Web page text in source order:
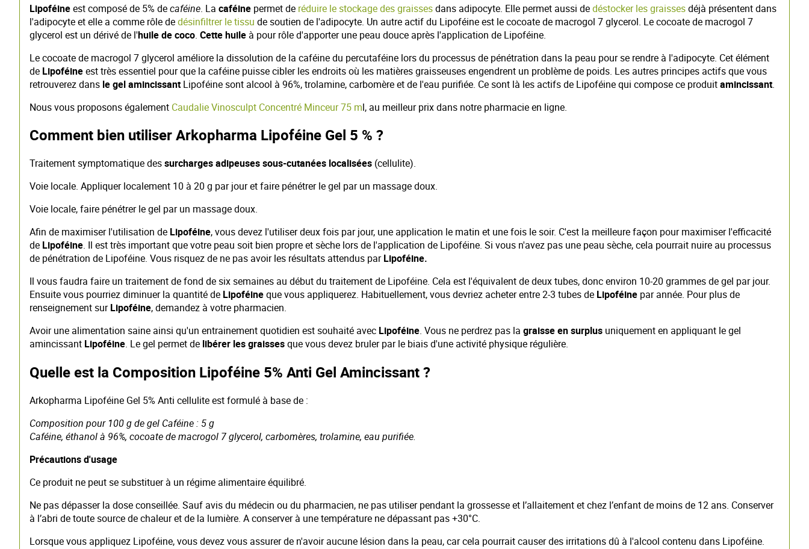
Lipoféineest composé de 5% decaféine. La caféine permet de réduire le stockage des graissesdans adipocyte. Elle permet aussi dedéstocker les graissesdéjà présentent dans
l'adipocyte et elle a comme rôle dedésinfiltrer le tissu de soutien de l'adipocyte. Un autre actif du Lipoféine est le cocoate de macrogol 7 glycerol. Le cocoate de macrogol 7
glycerol est un dérivé de l'huile de coco. Cette huile à pour rôle d'apporter une peau douce après l'application de Lipoféine.
Le cocoate de macrogol 7 glycerol améliore la dissolution de la caféine du percutaféine lors du processus de pénétration dans la peau pour se rendre à l'adipocyte. Cet élément
de Lipoféineest très essentiel pour que la caféine puisse cibler les endroits où les matières graisseuses engendrent un problème de poids. Les autres principes actifs que vous
retrouverez dans le gel amincissantLipoféine sont alcool à 96%, trolamine, carbomère et de l'eau purifiée. Ce sont là les actifs de Lipoféine qui compose ce produitamincissant.
Nous vous proposons également Caudalie Vinosculpt Concentré Minceur 75 ml, au meilleur prix dans notre pharmacie en ligne.
Comment bien utiliser Arkopharma Lipoféine Gel 5 % ?
Traitement symptomatique dessurcharges adipeuses sous-cutanées localisées (cellulite).
Voie locale. Appliquer localement 10 à 20 g par jour et faire pénétrer le gel par un massage doux.
Voie locale, faire pénétrer le gel par un massage doux.
Afin de maximiser l'utilisation de Lipoféine, vous devez l'utiliser deux fois par jour, une application le matin et une fois le soir. C'est la meilleure façon pour maximiser l'efficacité
de Lipoféine. Il est très important que votre peau soit bien propre et sèche lors de l'application de Lipoféine. Si vous n'avez pas une peau sèche, cela pourrait nuire au processus
de pénétration de Lipoféine. Vous risquez de ne pas avoir les résultats attendus parLipoféine.
Il vous faudra faire un traitement de fond de six semaines au début du traitement de Lipoféine. Cela est l'équivalent de deux tubes, donc environ 10-20 grammes de gel par jour.
Ensuite vous pourriez diminuer la quantité de Lipoféineque vous appliquerez. Habituellement, vous devriez acheter entre 2-3 tubes de Lipoféine par année. Pour plus de
renseignement surLipoféine, demandez à votre pharmacien.
Avoir une alimentation saine ainsi qu'un entrainement quotidien est souhaité avec Lipoféine. Vous ne perdrez pas la graisse en surplus uniquement en appliquant le gel
amincissant Lipoféine. Le gel permet de libérer les graissesque vous devez bruler par le biais d'une activité physique régulière.
Quelle est la Composition Lipoféine 5% Anti Gel Amincissant ?
Arkopharma Lipoféine Gel 5% Anti cellulite est formulé à base de :
Composition pour 100 g de gel Caféine : 5 g
Caféine, éthanol à 96%, cocoate de macrogol 7 glycerol, carbomères, trolamine, eau purifiée.
Précautions d'usage
Ce produit ne peut se substituer à un régime alimentaire équilibré.
Ne pas dépasser la dose conseillée. Sauf avis du médecin ou du pharmacien, ne pas utiliser pendant la grossesse et l’allaitement et chez l’enfant de moins de 12 ans. Conserver
à l’abri de toute source de chaleur et de la lumière. A conserver à une température ne dépassant pas +30°C.
Lorsque vous appliquez Lipoféine, vous devez vous assurer de n'avoir aucune lésion dans la peau, car cela pourrait causer des irritations dû à l'alcool contenu dans Lipoféine.